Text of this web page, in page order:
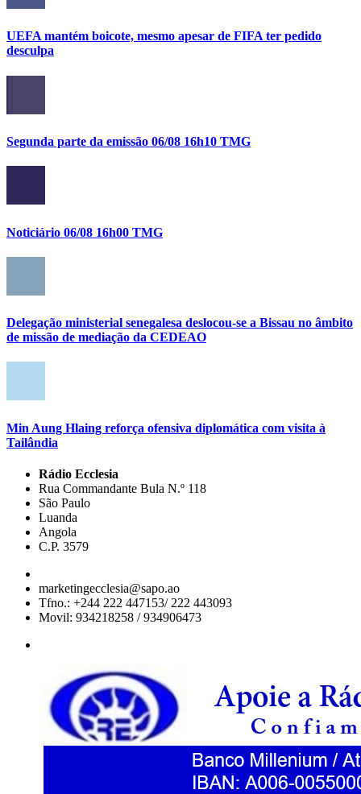
UEFA mantém boicote, mesmo apesar de FIFA ter pedido
desculpa
Segunda parte da emissão 06/08 16h10 TMG
Noticiário 06/08 16h00 TMG
Delegação ministerial senegalesa deslocou-se a Bissau no âmbito
de missão de mediação da CEDEAO
Min Aung Hlaing reforça ofensiva diplomática com visita à
Tailândia
Rádio Ecclesia
Rua Commandante Bula N.º 118
São Paulo
Luanda
Angola
C.P. 3579
marketingecclesia@sapo.ao
Tfno.: +244 222 447153/ 222 443093
Movil: 934218258 / 934906473